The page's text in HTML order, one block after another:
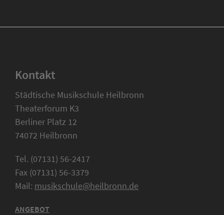
Kontakt
Städtische Musikschule Heilbronn
Theaterforum K3
Berliner Platz 12
74072 Heilbronn
Tel. (07131) 56-2417
Fax (07131) 56-3379
Mail: musikschule@heilbronn.de
ANGEBOT